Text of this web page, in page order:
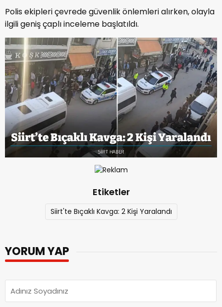
Polis ekipleri çevrede güvenlik önlemleri alırken, olayla
ilgili geniş çaplı inceleme başlatıldı.
Etiketler
Siirt'te Bıçaklı Kavga: 2 Kişi Yaralandı
YORUM YAP